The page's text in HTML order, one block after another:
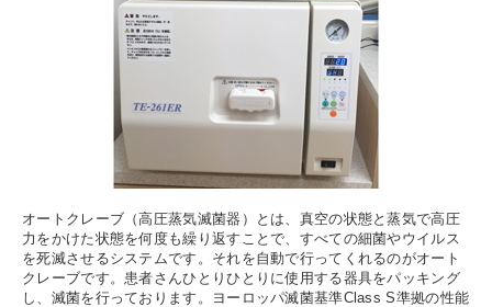
オートクレーブ（高圧蒸気滅菌器）とは、真空の状態と蒸気で高圧
力をかけた状態を何度も繰り返すことで、すべての細菌やウイルス
を死滅させるシステムです。それを自動で行ってくれるのがオート
クレーブです。患者さんひとりひとりに使用する器具をパッキング
し、滅菌を行っております。ヨーロッパ滅菌基準Class S準拠の性能